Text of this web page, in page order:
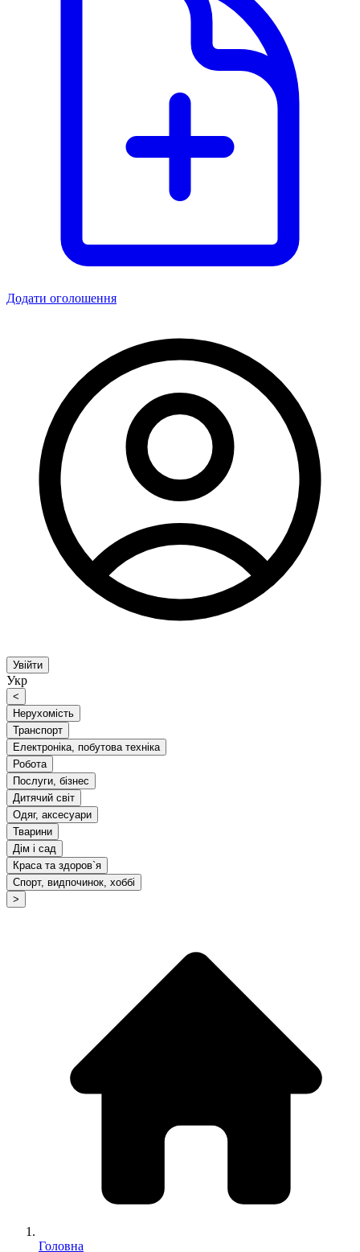
Додати оголошення
Увійти
Укр
<
Нерухомість
Транспорт
Електроніка, побутова техніка
Робота
Послуги, бізнес
Дитячий світ
Одяг, аксесуари
Тварини
Дім і сад
Краса та здоров`я
Спорт, видпочинок, хоббі
>
Головна